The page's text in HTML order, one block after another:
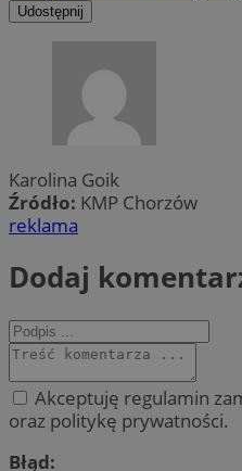
Udostępnij
Karolina Goik
Źródło: KMP Chorzów
reklama
Dodaj
Akceptuję regulamin
oraz politykę prywatności.
Błąd: